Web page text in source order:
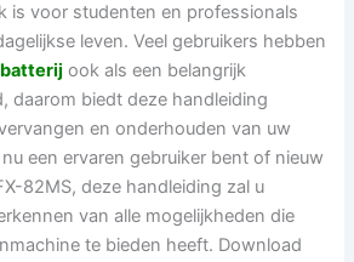
is voor studenten en professionals
leven. Veel gebruikers hebben
ook als een belangrijk
daarom biedt deze handleiding
en onderhouden van uw
een ervaren gebruiker bent of nieuw
82MS, deze handleiding zal u
van alle mogelijkheden die
te bieden heeft. Download